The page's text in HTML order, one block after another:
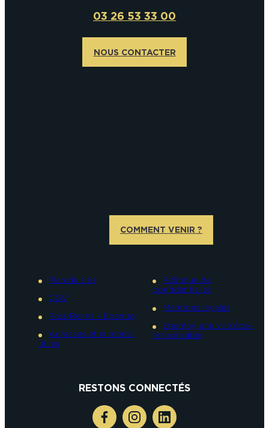
03 26 53 33 00
NOUS CONTACTER
COMMENT VENIR ?
Plan du site
CGV
Pass Reims – Epernay
Adresses et numéros
utiles
Politique de
confidentialité
Mentions légales
Epernay, une ville éco-
responsable
RESTONS CONNECTÉS